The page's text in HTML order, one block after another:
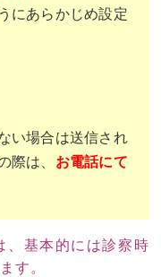
にあらかじめ設定
い場合は送信され
際は、 お電話にて
、基本的には診察時
す。